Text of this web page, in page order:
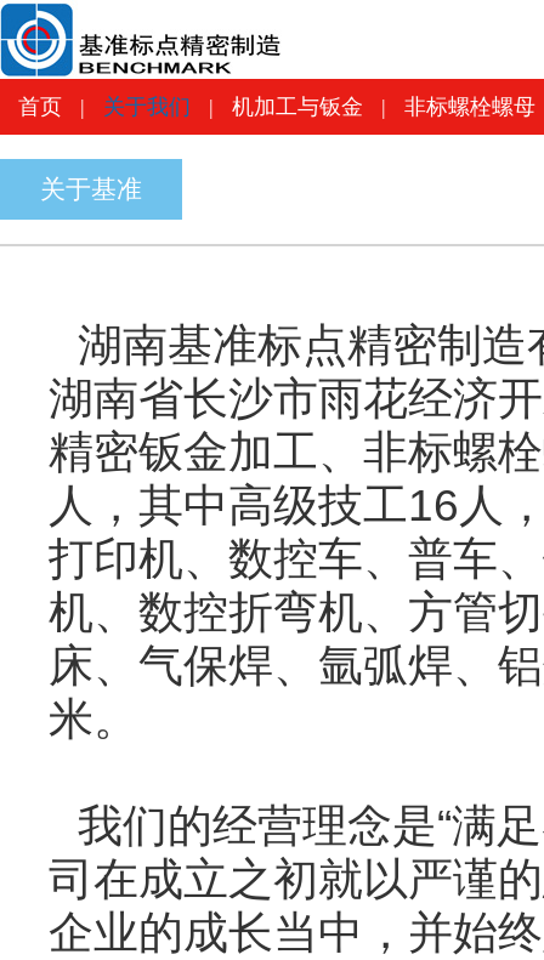
首页 关于我们 |
首页 | 关于我们 | 机加工与钣金 | 非标螺栓螺母
关于基准
湖南基准标点精密制
湖南省长沙市雨花经济
精密钣金加工、非标螺
人，其中高级技工16人
打印机、数控车、普车
机、数控折弯机、方管
床、气保焊、氩弧焊、
米。
我们的经营理念是“满
司在成立之初就以严谨
企业的成长当中，并始